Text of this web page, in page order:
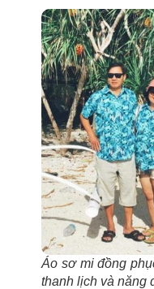
Áo sơ mi đồng
thanh lịch và năng